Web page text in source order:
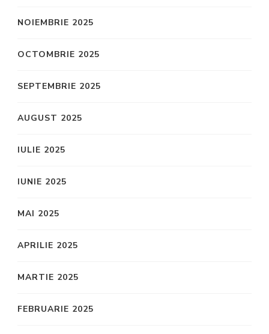
NOIEMBRIE 2025
OCTOMBRIE 2025
SEPTEMBRIE 2025
AUGUST 2025
IULIE 2025
IUNIE 2025
MAI 2025
APRILIE 2025
MARTIE 2025
FEBRUARIE 2025